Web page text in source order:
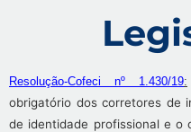
Resolução-Cofeci nº 1.430/19:
obrigatório dos corretores de
de identidade profissional e o